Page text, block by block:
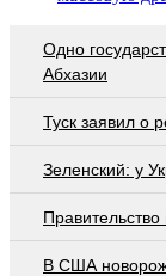
Одно
Абхазии
Туск заявил о
Зеленский: у
В США